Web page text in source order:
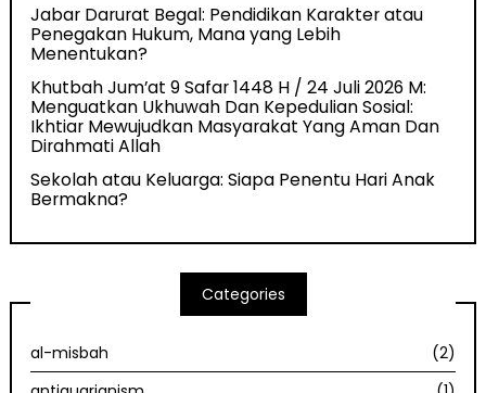
Jabar Darurat Begal: Pendidikan Karakter atau
Penegakan Hukum, Mana yang Lebih
Menentukan?
Khutbah Jum’at 9 Safar 1448 H / 24 Juli 2026 M:
Menguatkan Ukhuwah Dan Kepedulian Sosial:
Ikhtiar Mewujudkan Masyarakat Yang Aman Dan
Dirahmati Allah
Sekolah atau Keluarga: Siapa Penentu Hari Anak
Bermakna?
Categories
al-misbah
(2)